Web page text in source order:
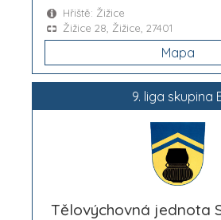
Hřiště: Žižice
Žižice 28, Žižice, 27401
Mapa
9. liga skupina
Tělovýchovná jednota